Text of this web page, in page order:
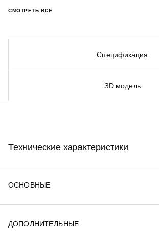
СМОТРЕТЬ ВСЕ
Спецификация
3D модель
Технические характеристики
ОСНОВНЫЕ
ДОПОЛНИТЕЛЬНЫЕ